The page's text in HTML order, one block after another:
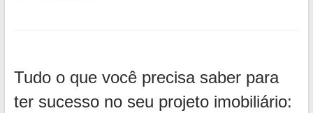
Tudo o que você precisa saber para
ter sucesso no seu projeto imobiliário: